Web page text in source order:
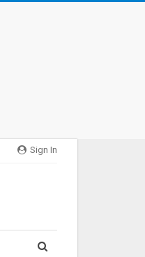
Sign In